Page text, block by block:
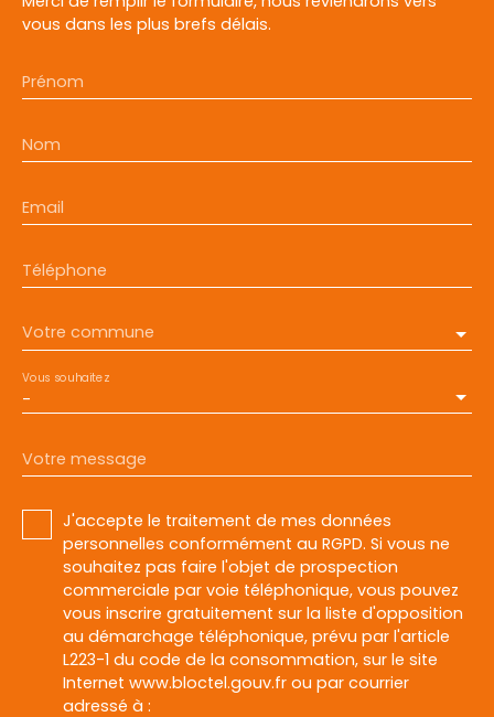
vous dans les plus brefs délais.
Prénom
Nom
Email
Téléphone
Votre commune
-
Vous souhaitez
Votre message
J'accepte le traitement de mes données
personnelles conformément au RGPD. Si vous ne
souhaitez pas faire l'objet de prospection
commerciale par voie téléphonique, vous pouvez
vous inscrire gratuitement sur la liste d'opposition
au démarchage téléphonique, prévu par l'article
L223-1 du code de la consommation, sur le site
Internet www.bloctel.gouv.fr ou par courrier
adressé à :